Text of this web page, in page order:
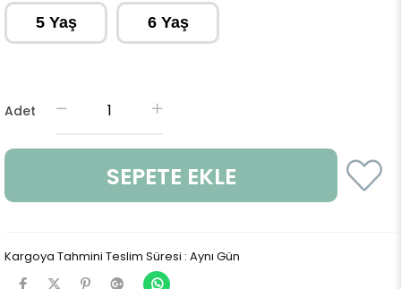
5 Yaş 6 Yaş
Adet
Kargoya Tahmini Teslim Süresi : Aynı Gün